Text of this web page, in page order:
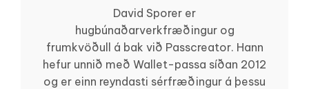
David Sporer er
hugbúnaðarverkfræðingur og
frumkvöðull á bak við Passcreator. Hann
hefur unnið með Wallet-passa síðan 2012
og er einn reyndasti sérfræðingur á þessu